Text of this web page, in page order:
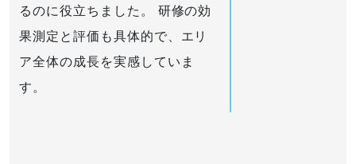
るのに役立ちました。 研修の効
果測定と評価も具体的で、エリ
ア全体の成長を実感していま
す。